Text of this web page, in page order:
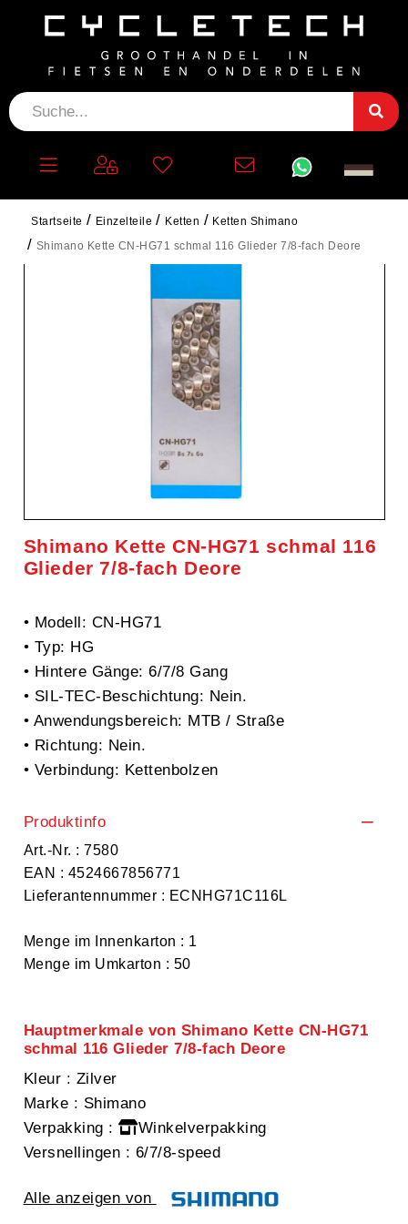
Startseite Einzelteile Ketten
Ketten Shimano
Shimano Kette CN-HG71 schmal 116 Glieder 7/8-fach Deore
Shimano Kette CN-HG71 schmal 116
Glieder 7/8-fach Deore
• Modell: CN-HG71
• Typ: HG
• Hintere Gänge: 6/7/8 Gang
• SIL-TEC-Beschichtung: Nein.
• Anwendungsbereich: MTB / Straße
• Richtung: Nein.
• Verbindung: Kettenbolzen
Produktinfo
Art.-Nr. : 7580
EAN : 4524667856771
Lieferantennummer : ECNHG71C116L
Menge im Innenkarton : 1
Menge im Umkarton : 50
Hauptmerkmale von Shimano Kette CN-HG71
schmal 116 Glieder 7/8-fach Deore
Kleur : Zilver
Marke : Shimano
Verpakking :
Winkelverpakking
Versnellingen : 6/7/8-speed
Alle anzeigen von